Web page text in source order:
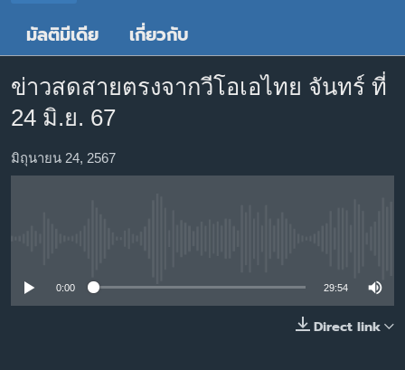
หน้า
หลัก
ไป
การ
ไทย
ธุรกิจ
วิทยาศาสตร์
ไลฟ์สไตล์
Spotify
สมัคร
มัลติมีเดีย เกี่ยวกับ
ข่าวสดสายตรงจากวีโอเอไทย จันทร์ ที่
24 มิ.ย. 67
มิถุนายน 24, 2567
0:00 29:54
Direct link